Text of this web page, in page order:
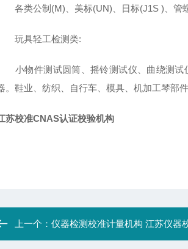
各类公制(M)、美标(UN)、日标(J1S )、管螺
玩具轻工检测类:
小物件测试圆筒、摇铃测试仪、曲绕测试
。鞋业、纺织、自行车、模具、机加工琴部
苏校准CNAS认证校验机构
上一个：仪器检测校准计量机构 江苏仪器